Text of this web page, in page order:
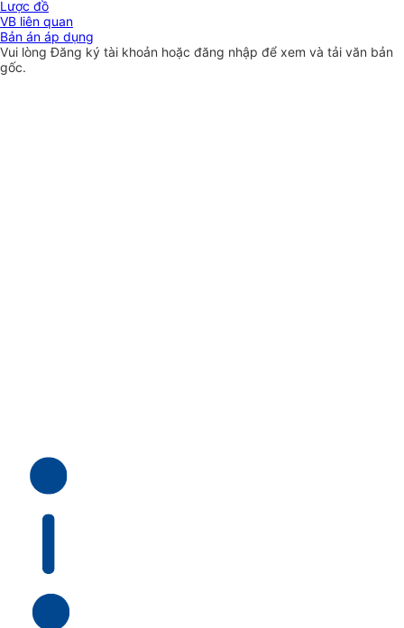
Lược đồ
VB liên quan
Bản án áp dụng
Vui lòngĐăng ký tài khoản hoặc đăng nhập để xem và tải văn bản
gốc.